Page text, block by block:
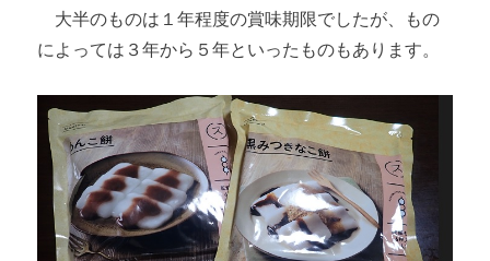
大半のものは１年程度の賞味期限でしたが、もの
によっては３年から５年といったものもあります。